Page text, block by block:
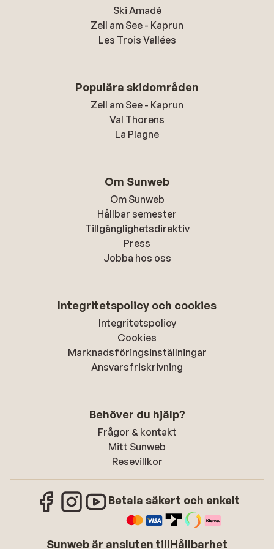
Ski Amadé
Zell am See - Kaprun
Les Trois Vallées
Populära skidområden
Zell am See - Kaprun
Val Thorens
La Plagne
Om Sunweb
Om Sunweb
Hållbar semester
Tillgänglighetsdirektiv
Press
Jobba hos oss
Integritetspolicy och cookies
Integritetspolicy
Cookies
Marknadsföringsinställningar
Ansvarsfriskrivning
Behöver du hjälp?
Frågor & kontakt
Mitt Sunweb
Resevillkor
Betala säkert och enkelt
Sunweb är ansluten tillHållbarhet